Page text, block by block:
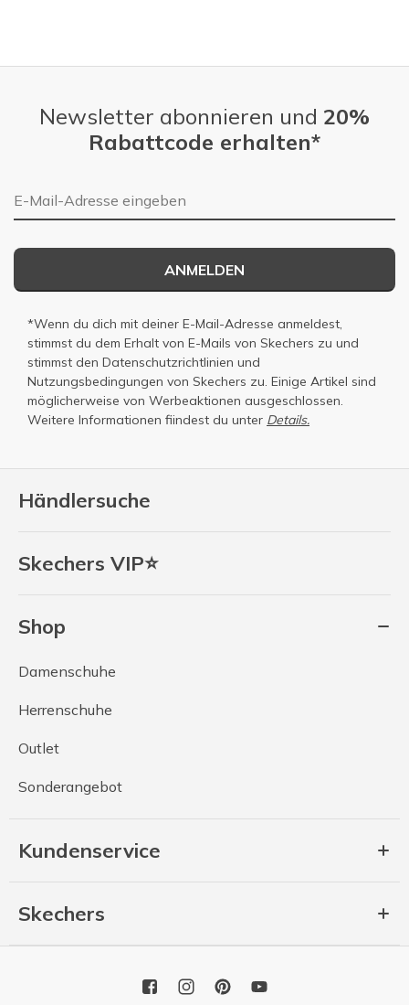
Händlersuche
Skechers VIP⭐
Shop
Damenschuhe
Herrenschuhe
Outlet
Sonderangebot
Kundenservice
Skechers
Newsletter abonnieren und 20%
Rabattcode erhalten*
E-Mail-Adresse
ANMELDEN
*Wenn du dich mit deiner E-Mail-Adresse anmeldest,
stimmst du dem Erhalt von E-Mails von Skechers zu und
stimmst den Datenschutzrichtlinien und
Nutzungsbedingungen von Skechers zu. Einige Artikel sind
möglicherweise von Werbeaktionen ausgeschlossen.
Weitere Informationen fiindest du unter Details.